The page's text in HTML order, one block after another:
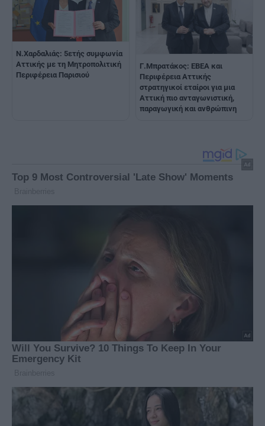
Ν.Χαρδαλιάς: 5ετής συμφωνία
Αττικής με τη Μητροπολιτική
Περιφέρεια Παρισιού
Γ.Μπρατάκος: ΕΒΕΑ και
Περιφέρεια Αττικής
στρατηγικοί εταίροι για μια
Αττική πιο ανταγωνιστική,
παραγωγική και ανθρώπινη